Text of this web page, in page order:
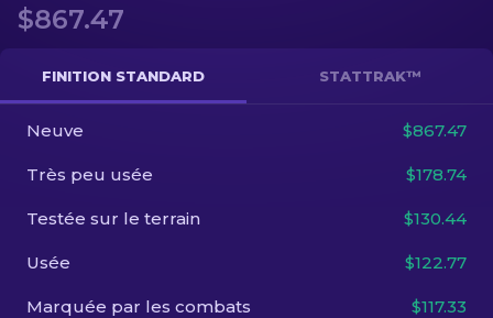
Couteaux
Gants
Caisses
Autre
$867.47
FINITION STANDARD STATTRAK™
Neuve $867.47
Très peu usée $178.74
Testée sur le terrain $130.44
Usée $122.77
Marquée par les combats $117.33